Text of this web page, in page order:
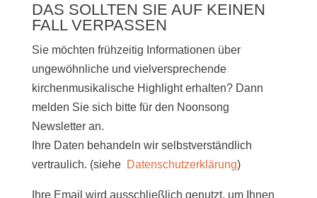
DAS SOLLTEN SIE AUF KEINEN
FALL VERPASSEN
Sie möchten frühzeitig Informationen über
ungewöhnliche und vielversprechende
kirchenmusikalische Highlight erhalten? Dann
melden Sie sich bitte für den Noonsong
Newsletter an.
Ihre Daten behandeln wir selbstverständlich
vertraulich. (siehe Datenschutzerklärung)
Ihre Email wird ausschließlich genutzt, um Ihnen